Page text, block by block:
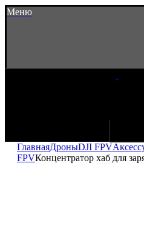
Меню
ГлавнаяДроныDJI FPV
FPVКонцентратор хаб для